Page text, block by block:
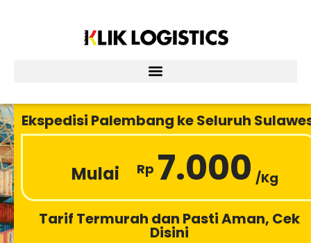
Ekspedisi Palembang ke Seluruh
Mulai Rp 7.000 /Kg
Tarif Termurah dan Pasti Aman, Cek
Disini